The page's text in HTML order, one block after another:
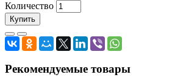
Количество
Купить
Рекомендуемые товары